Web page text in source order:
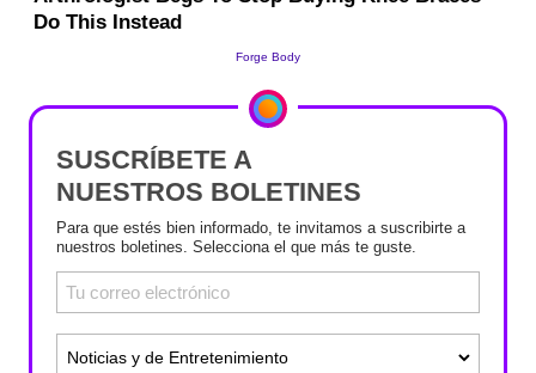
SUSCRÍBETE A
NUESTROS BOLETINES
Para que estés bien informado, te invitamos a suscribirte a
nuestros boletines. Selecciona el que más te guste.